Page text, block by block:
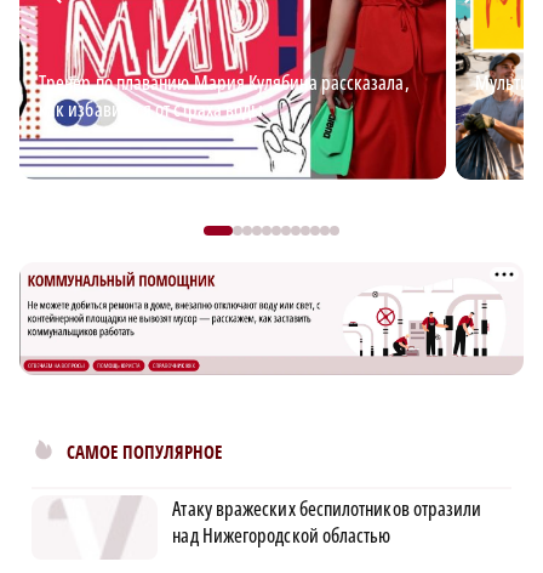
Тренер по плаванию Мария Кулябина рассказала,
как избавиться от страха воды
САМОЕ ПОПУЛЯРНОЕ
Атаку вражеских беспилотников отразили
над Нижегородской областью